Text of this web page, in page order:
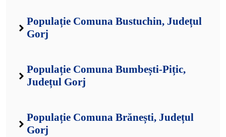
Populație Comuna Bustuchin, Județul
Gorj
Populație Comuna Bumbești-Pițic,
Județul Gorj
Populație Comuna Brănești, Județul
Gorj